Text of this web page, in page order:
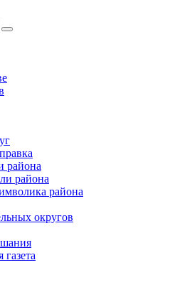
района
района
района
округов